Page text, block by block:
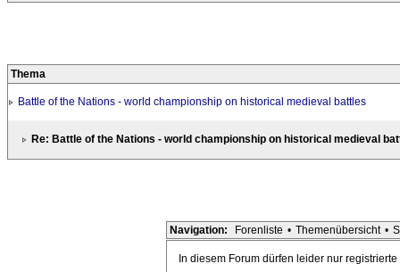
Thema
Battle of the Nations - world championship on historical medieval battles
Re: Battle of the Nations - world championship on historical medieval
Navigation: Forenliste • Themenübersicht •
In diesem Forum dürfen leider nur